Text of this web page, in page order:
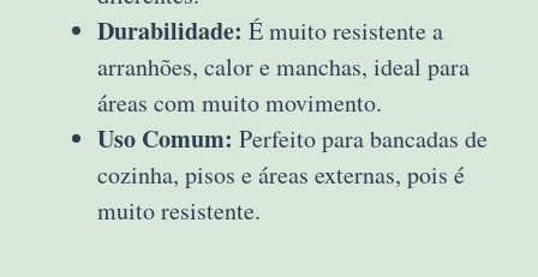
Durabilidade: É muito resistente a
arranhões, calor e manchas, ideal para
áreas com muito movimento.
Uso Comum: Perfeito para bancadas de
cozinha, pisos e áreas externas, pois é
muito resistente.